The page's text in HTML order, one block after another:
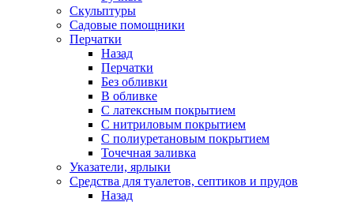
Скульптуры
Садовые помощники
Перчатки
Назад
Перчатки
Без обливки
В обливке
С латексным покрытием
С нитриловым покрытием
С полиуретановым покрытием
Точечная заливка
Указатели, ярлыки
Средства для туалетов, септиков и прудов
Назад